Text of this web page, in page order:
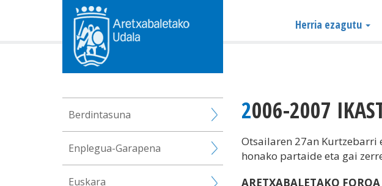
Herria ezagutu
2006-2007
Otsailaren 27an Kurtzebarri
honako partaide eta gai
ARETXABALETAKO FOROA
Berdintasuna
Enplegua-Garapena
Euskara